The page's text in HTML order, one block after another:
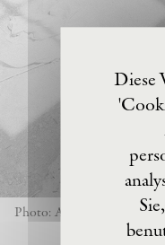
Photo: Anselm Kiefer
Diese